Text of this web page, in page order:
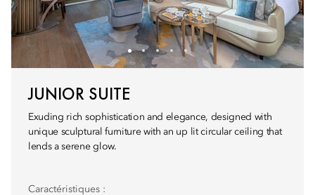
JUNIOR SUITE
Exuding rich sophistication and elegance, designed with
unique sculptural furniture with an up lit circular ceiling that
lends a serene glow.
Caractéristiques :